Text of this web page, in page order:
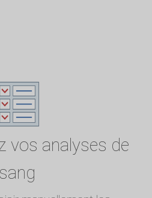
vos analyses de
sang